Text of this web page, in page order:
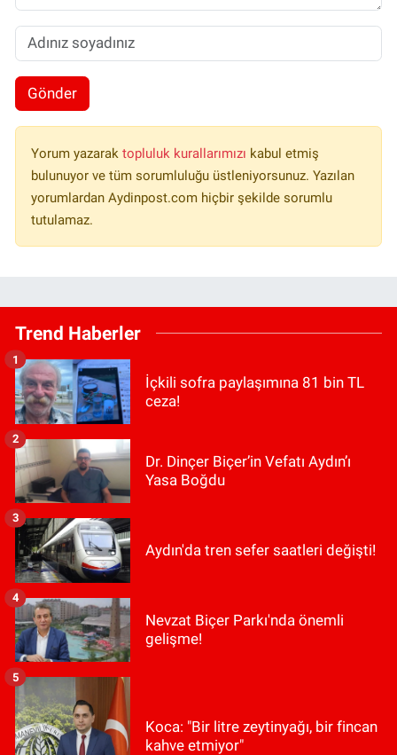
Gönder
Yorum yazarak topluluk kurallarımızı kabul etmiş
bulunuyor ve tüm sorumluluğu üstleniyorsunuz. Yazılan
yorumlardan Aydinpost.com hiçbir şekilde sorumlu
tutulamaz.
Trend Haberler
İçkili sofra paylaşımına 81 bin TL
ceza!
1
Dr. Dinçer Biçer’in Vefatı Aydın’ı
Yasa Boğdu
2
Aydın'da tren sefer saatleri değişti!
3
Nevzat Biçer Parkı'nda önemli
gelişme!
4
Koca: "Bir litre zeytinyağı, bir fincan
kahve etmiyor"
5